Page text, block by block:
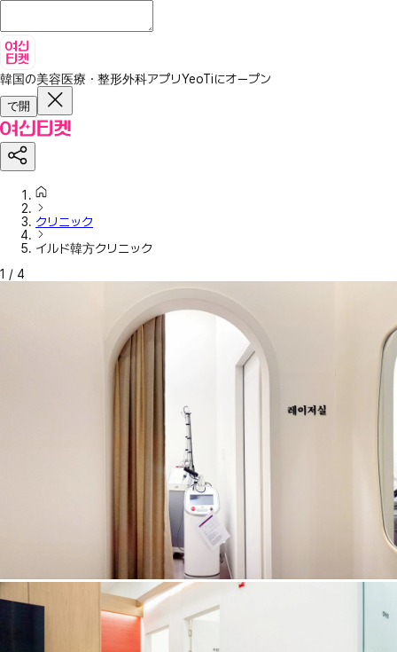
韓国の美容医療・整形外科アプリYeoTiにオープン
で開
クリニック
イルド韓方クリニック
1 / 4